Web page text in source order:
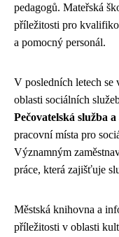
pedagogů. Mateřská
příležitosti pro
a pomocný personál.
V posledních letech se
oblasti sociálních
Pečovatelská služba
pracovní místa pro
Významným
práce, která zajišťuje
Městská knihovna a
příležitosti v oblasti